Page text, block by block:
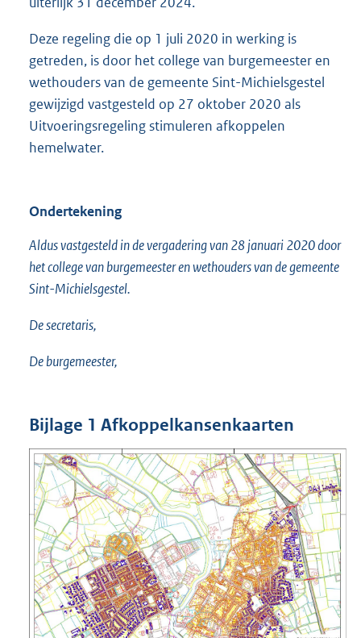
Deze regeling die op 1 juli 2020 in werking is
getreden, is door het college van burgemeester en
wethouders van de gemeente Sint-Michielsgestel
gewijzigd vastgesteld op 27 oktober 2020 als
Uitvoeringsregeling stimuleren afkoppelen
hemelwater.
Ondertekening
Aldus vastgesteld in de vergadering van 28 januari 2020 door
het college van burgemeester en wethouders van de gemeente
Sint-Michielsgestel.
De secretaris,
De burgemeester,
Bijlage 1 Afkoppelkansenkaarten